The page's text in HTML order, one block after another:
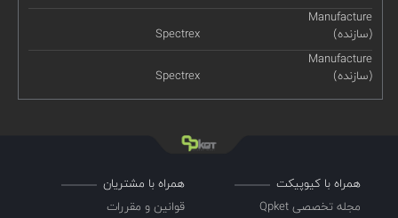
Manufacture
(سازنده)
Spectrex
Manufacture
(سازنده)
Spectrex
همراه با کیوپیکت
مجله تخصصی Qpket
همراه با مشتریان
قوانین و مقررات